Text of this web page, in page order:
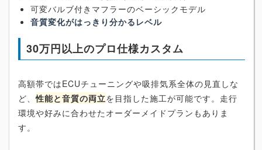
可変バルブ付きマフラーのベーシックモデル
音質変化がはっきり分かるレベル
30万円以上のプロ仕様カスタム
高額帯ではECUチューニングや吸排気系全体の見直しな
ど、性能と音質の両立を目指した施工が可能です。走行
環境や好みに合わせたオーダーメイドプランもありま
す。